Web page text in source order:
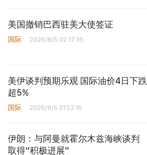
美国撤销巴西驻美大使签证
国际 2026/8/5 02:17:35
美伊谈判预期乐观 国际油价4日下跌
超5%
国际 2026/8/5 01:52:16
伊朗：与阿曼就霍尔木兹海峡谈判
取得“积极进展”